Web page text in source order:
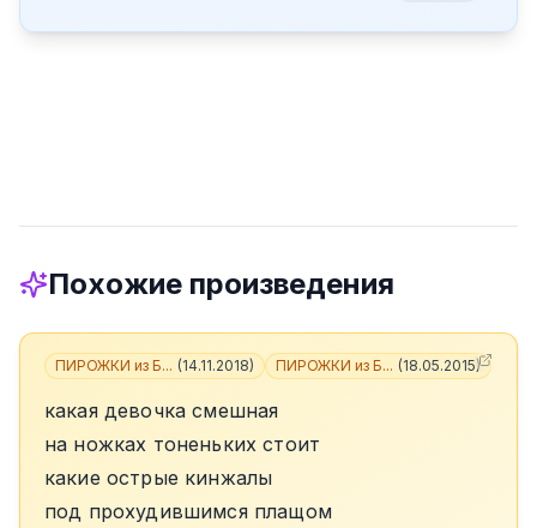
Похожие произведения
ПИРОЖКИ из Б... (14.11.2018) ПИРОЖКИ из Б... (18.05.2015)
какая девочка смешная
на ножках тоненьких стоит
какие острые кинжалы
под прохудившимся плащом